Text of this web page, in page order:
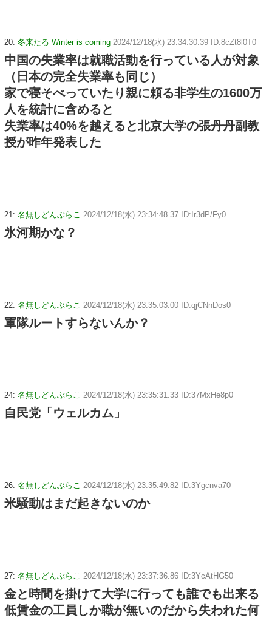
20: 冬来たる Winter is coming 2024/12/18(水) 23:34:30.39 ID:8cZt8l0T0
中国の失業率は就職活動を行っている人が対象
（日本の完全失業率も同じ）
家で寝そべっていたり親に頼る非学生の1600万
人を統計に含めると
失業率は40%を越えると北京大学の張丹丹副教
授が昨年発表した
21: 名無しどんぶらこ 2024/12/18(水) 23:34:48.37 ID:Ir3dP/Fy0
氷河期かな？
22: 名無しどんぶらこ 2024/12/18(水) 23:35:03.00 ID:qjCNnDos0
軍隊ルートすらないんか？
24: 名無しどんぶらこ 2024/12/18(水) 23:35:31.33 ID:37MxHe8p0
自民党「ウェルカム」
26: 名無しどんぶらこ 2024/12/18(水) 23:35:49.82 ID:3Ygcnva70
米騒動はまだ起きないのか
27: 名無しどんぶらこ 2024/12/18(水) 23:37:36.86 ID:3YcAtHG50
金と時間を掛けて大学に行っても誰でも出来る
低賃金の工員しか職が無いのだから失われた何